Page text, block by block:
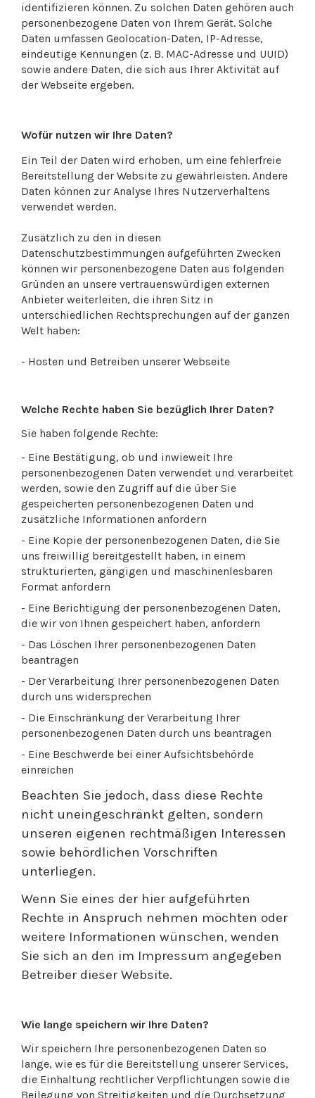
identifizieren können. Zu solchen Daten gehören auch
personenbezogene Daten von Ihrem Gerät. Solche
Daten umfassen Geolocation-Daten, IP-Adresse,
eindeutige Kennungen (z. B. MAC-Adresse und UUID)
sowie andere Daten, die sich aus Ihrer Aktivität auf
der Webseite ergeben.
Wofür nutzen wir Ihre Daten?
Ein Teil der Daten wird erhoben, um eine fehlerfreie
Bereitstellung der Website zu gewährleisten. Andere
Daten können zur Analyse Ihres Nutzerverhaltens
verwendet werden.
Zusätzlich zu den in diesen
Datenschutzbestimmungen aufgeführten Zwecken
können wir personenbezogene Daten aus folgenden
Gründen an unsere vertrauenswürdigen externen
Anbieter weiterleiten, die ihren Sitz in
unterschiedlichen Rechtsprechungen auf der ganzen
Welt haben:
- Hosten und Betreiben unserer Webseite
Welche Rechte haben Sie bezüglich Ihrer Daten?
Sie haben folgende Rechte:
- Eine Bestätigung, ob und inwieweit Ihre
personenbezogenen Daten verwendet und verarbeitet
werden, sowie den Zugriff auf die über Sie
gespeicherten personenbezogenen Daten und
zusätzliche Informationen anfordern
- Eine Kopie der personenbezogenen Daten, die Sie
uns freiwillig bereitgestellt haben, in einem
strukturierten, gängigen und maschinenlesbaren
Format anfordern
- Eine Berichtigung der personenbezogenen Daten,
die wir von Ihnen gespeichert haben, anfordern
- Das Löschen Ihrer personenbezogenen Daten
beantragen
- Der Verarbeitung Ihrer personenbezogenen Daten
durch uns widersprechen
- Die Einschränkung der Verarbeitung Ihrer
personenbezogenen Daten durch uns beantragen
- Eine Beschwerde bei einer Aufsichtsbehörde
einreichen
Beachten Sie jedoch, dass diese Rechte
nicht uneingeschränkt gelten, sondern
unseren eigenen rechtmäßigen Interessen
sowie behördlichen Vorschriften
unterliegen.
Wenn Sie eines der hier aufgeführten
Rechte in Anspruch nehmen möchten oder
weitere Informationen wünschen, wenden
Sie sich an den im Impressum angegeben
Betreiber dieser Website.
Wie lange speichern wir Ihre Daten?
Wir speichern Ihre personenbezogenen Daten so
lange, wie es für die Bereitstellung unserer Services,
die Einhaltung rechtlicher Verpflichtungen sowie die
Beilegung von Streitigkeiten und die Durchsetzung